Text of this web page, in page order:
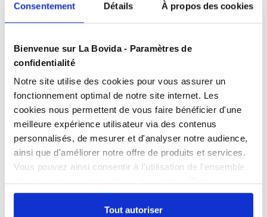
Consentement Détails À propos des cookies
Bienvenue sur La Bovida - Paramètres de
confidentialité
Notre site utilise des cookies pour vous assurer un
fonctionnement optimal de notre site internet. Les
cookies nous permettent de vous faire bénéficier d'une
meilleure expérience utilisateur via des contenus
personnalisés, de mesurer et d'analyser notre audience,
ainsi que d'améliorer notre offre de produits et services.
Vous pouvez ainsi consentir à l'utilisation de l'ensemble
autoriser". Cependant, si vous ne souhaitez autoriser que
certains types de cookies, veuillez cliquer sur
Tout autoriser
Présentation
Une qualité irréprochable, surclassant les
standards industriels habituels.
Résistance à une charge de 250 kg.
Fabrication française.
Plateforme roulante grise en ABS, idéale pour
les milieux agressifs (salins).
Caractéristiques
Charge maxi 250 kg
Hauteur 17 cm
Produits complémentaires
Manne à pains
Documents téléchargeables
FPP_0109028920.PDF